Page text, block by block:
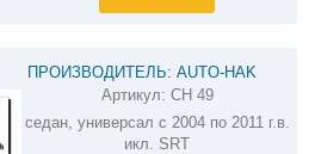
ПРОИЗВОДИТЕЛЬ: AUTO-HAK
ФАРКОП НА CHRYSLER 300C CH 49
Артикул: CH 49
седан, универсал с 2004 по 2011 г.в.
икл. SRT